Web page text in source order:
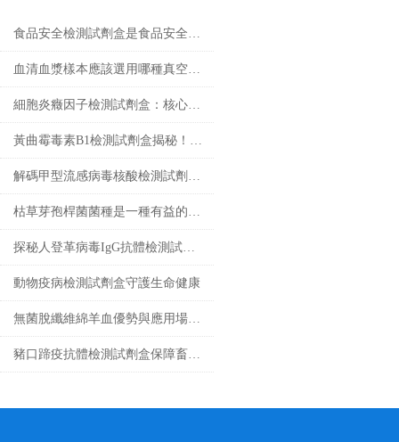
食品安全檢測試劑盒是食品安全領域的重要工具
血清血漿樣本應該選用哪種真空采血管收集？
細胞炎癥因子檢測試劑盒：核心技術與檢測原理全解析
黃曲霉毒素B1檢測試劑盒揭秘！精準鎖定隱患
解碼甲型流感病毒核酸檢測試劑盒奧秘，精準鎖定病毒
枯草芽孢桿菌菌種是一種有益的土壤微生物
探秘人登革病毒IgG抗體檢測試劑盒：科學守護健康防線
動物疫病檢測試劑盒守護生命健康
無菌脫纖維綿羊血優勢與應用場景匯總
豬口蹄疫抗體檢測試劑盒保障畜牧業健康發展的重要工具